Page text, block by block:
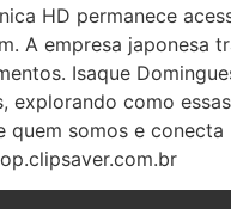
HD permanece
A empresa japonesa
Isaque
explorando como
quem somos e